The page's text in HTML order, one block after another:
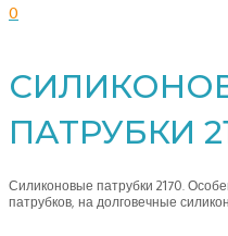
0
ПАТРУБКИ
Силиконовые патрубки 2170.
патрубков, на долговечные